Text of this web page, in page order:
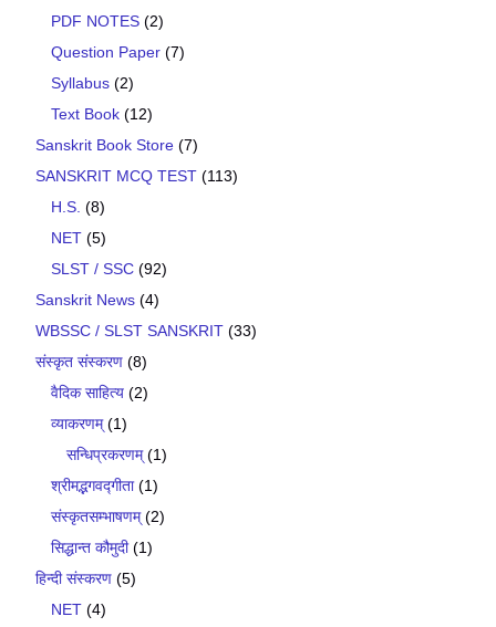
PDF NOTES (2)
Question Paper (7)
Syllabus (2)
Text Book (12)
Sanskrit Book Store (7)
SANSKRIT MCQ TEST (113)
H.S. (8)
NET (5)
SLST / SSC (92)
Sanskrit News (4)
WBSSC / SLST SANSKRIT (33)
संस्कृत संस्करण (8)
वैदिक साहित्य (2)
व्याकरणम्(1)
सन्धिप्रकरणम्(1)
श्रीमद्भगवद्गीता(1)
संस्कृतसम्भाषणम्(2)
सिद्धान्त कौमुदी(1)
हिन्दी संस्करण (5)
NET (4)